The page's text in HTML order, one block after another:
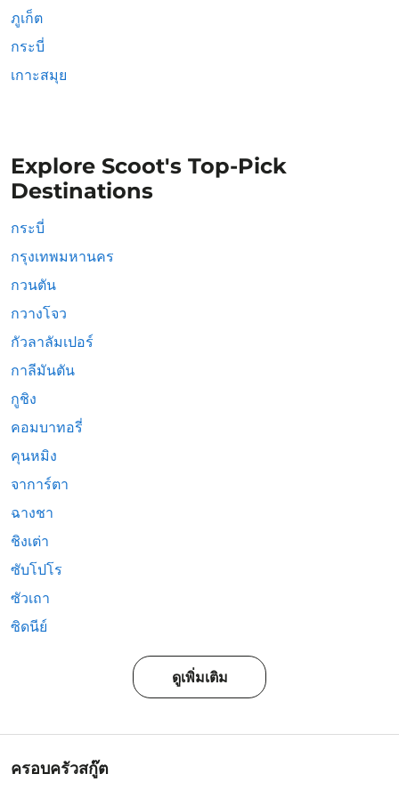
ภูเก็ต
กระบี่
เกาะสมุย
Explore Scoot's Top-Pick
Destinations
กระบี่
กรุงเทพมหานคร
กวนตัน
กวางโจว
กัวลาลัมเปอร์
กาลีมันตัน
กูชิง
คอมบาทอรี่
คุนหมิง
จาการ์ตา
ฉางชา
ชิงเต่า
ซับโปโร
ซัวเถา
ซิดนีย์
ดูเพิ่มเติม
ครอบครัวสกู๊ต